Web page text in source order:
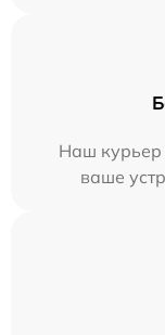
Наш курьер
ваше